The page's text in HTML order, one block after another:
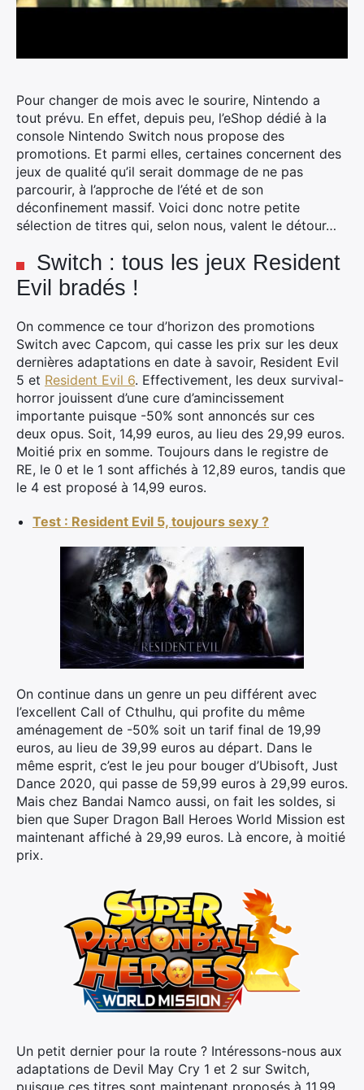
Pour changer de mois avec le sourire, Nintendo a
tout prévu. En effet, depuis peu, l’eShop dédié à la
console Nintendo Switch nous propose des
promotions. Et parmi elles, certaines concernent des
jeux de qualité qu’il serait dommage de ne pas
parcourir, à l’approche de l’été et de son
déconfinement massif. Voici donc notre petite
sélection de titres qui, selon nous, valent le détour…
Switch : tous les jeux Resident
Evil bradés !
On commence ce tour d’horizon des promotions
Switch avec Capcom, qui casse les prix sur les deux
dernières adaptations en date à savoir, Resident Evil
5 et Resident Evil 6. Effectivement, les deux survival-
horror jouissent d’une cure d’amincissement
importante puisque -50% sont annoncés sur ces
deux opus. Soit, 14,99 euros, au lieu des 29,99 euros.
Moitié prix en somme. Toujours dans le registre de
RE, le 0 et le 1 sont affichés à 12,89 euros, tandis que
le 4 est proposé à 14,99 euros.
Test : Resident Evil 5, toujours sexy ?
On continue dans un genre un peu différent avec
l’excellent Call of Cthulhu, qui profite du même
aménagement de -50% soit un tarif final de 19,99
euros, au lieu de 39,99 euros au départ. Dans le
même esprit, c’est le jeu pour bouger d’Ubisoft, Just
Dance 2020, qui passe de 59,99 euros à 29,99 euros.
Mais chez Bandai Namco aussi, on fait les soldes, si
bien que Super Dragon Ball Heroes World Mission est
maintenant affiché à 29,99 euros. Là encore, à moitié
prix.
Un petit dernier pour la route ? Intéressons-nous aux
adaptations de Devil May Cry 1 et 2 sur Switch,
puisque ces titres sont maintenant proposés à 11,99